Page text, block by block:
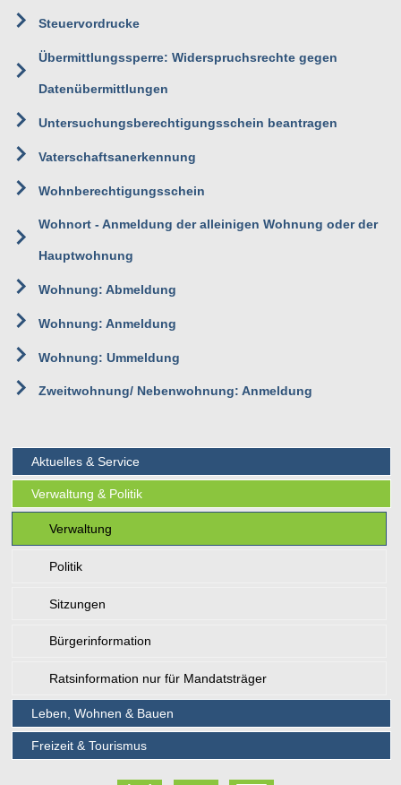
Steuervordrucke
Übermittlungssperre: Widerspruchsrechte gegen
Datenübermittlungen
Untersuchungsberechtigungsschein beantragen
Vaterschaftsanerkennung
Wohnberechtigungsschein
Wohnort - Anmeldung der alleinigen Wohnung oder der
Hauptwohnung
Wohnung: Abmeldung
Wohnung: Anmeldung
Wohnung: Ummeldung
Zweitwohnung/ Nebenwohnung: Anmeldung
Aktuelles & Service
Verwaltung & Politik
Verwaltung
Politik
Sitzungen
Bürgerinformation
Ratsinformation nur für Mandatsträger
Leben, Wohnen & Bauen
Freizeit & Tourismus